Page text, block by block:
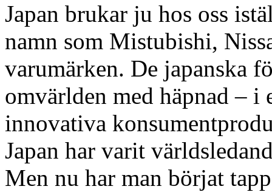
Japan brukar ju hos oss
namn som Mistubishi,
varumärken. De japanska
omvärlden med häpnad – i
innovativa
Japan har varit
Men nu har man börjat